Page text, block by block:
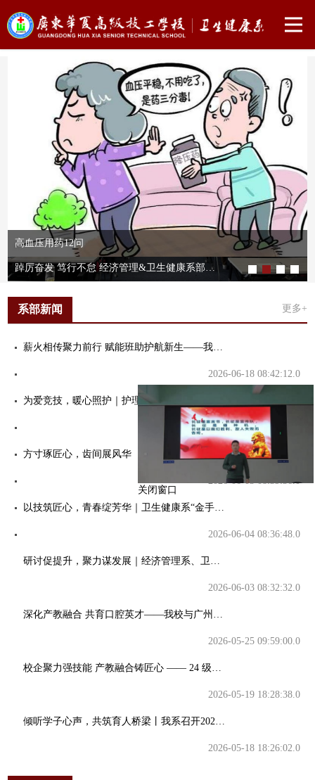
踔厉奋发 笃行不怠 经济管理&卫生健康系部会议
高血压用药12问
系部新闻 更多+
2026-06-18 08:42:12.0
2026-06-08 16:11:29.0
方寸琢匠心，齿间展风华
2026-06-05 08:39:56.0
2026-06-04 08:36:48.0
2026-06-03 08:32:32.0
2026-05-25 09:59:00.0
2026-05-19 18:28:38.0
2026-05-18 18:26:02.0